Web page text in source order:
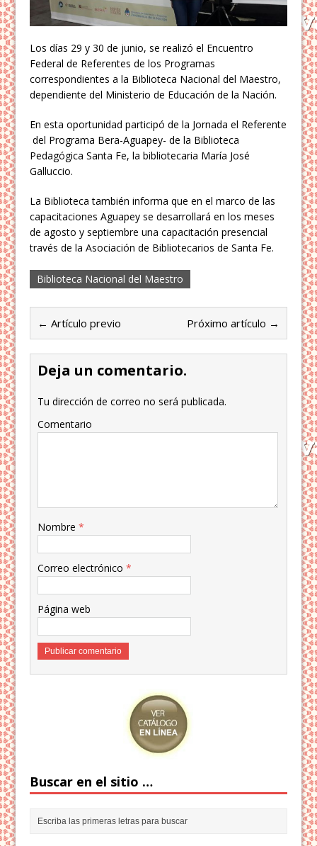
Los días 29 y 30 de junio, se realizó el Encuentro
Federal de Referentes de los Programas
correspondientes a la Biblioteca Nacional del Maestro,
dependiente del Ministerio de Educación de la Nación.
En esta oportunidad participó de la Jornada el Referente
del Programa Bera-Aguapey- de la Biblioteca
Pedagógica Santa Fe, la bibliotecaria María José
Galluccio.
La Biblioteca también informa que en el marco de las
capacitaciones Aguapey se desarrollará en los meses
de agosto y septiembre una capacitación presencial
través de la Asociación de Bibliotecarios de Santa Fe.
Biblioteca Nacional del Maestro
← Artículo previo Próximo artículo →
Deja un comentario.
Tu dirección de correo no será publicada.
Comentario
Nombre*
Correo electrónico*
Página web
Buscar en el sitio …